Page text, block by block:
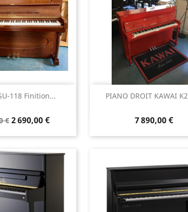
118 Finition...
€ 2 690,00 €
rapide PIANO DROIT KAWAI
7 890,00 €
Aperçu rapide